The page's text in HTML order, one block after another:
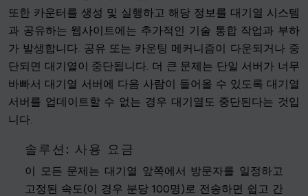
또한 카운터를 생성 및 실행하고 해당 정보를 대기열 시스템
과 공유하는 웹사이트에는 추가적인 기술 통합 작업과 부하
가 발생합니다. 공유 또는 카운팅 메커니즘이 다운되거나 중
단되면 대기열이 중단됩니다. 더 큰 문제는 단일 서버가 너무
바빠서 대기열 서버에 다음 사람이 들어올 수 있도록 대기열
서버를 업데이트할 수 없는 경우 대기열도 중단된다는 것입
니다.
솔루션: 사용 요금
이 모든 문제는 대기열 앞쪽에서 방문자를 일정하고
고정된 속도(이 경우 분당 100명)로 전송하면 쉽고 간